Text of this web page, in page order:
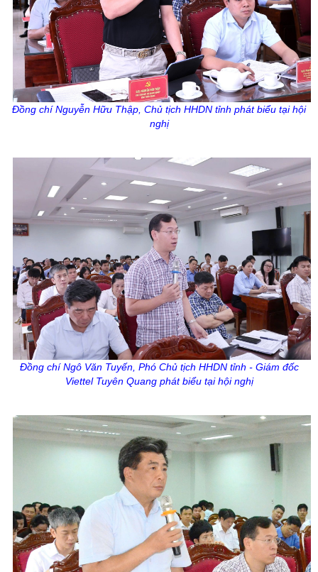
Đồng chí Nguyễn Hữu Thập, Chủ tịch HHDN tỉnh phát biểu tại hội
nghị
Đồng chí Ngô Văn Tuyến, Phó Chủ tịch HHDN tỉnh - Giám đốc
ViettelTuyên Quang phát biểu tại hội nghị